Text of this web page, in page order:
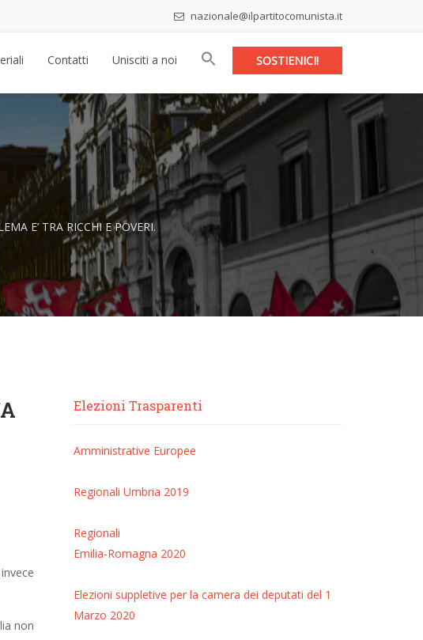
nazionale@ilpartitocomunista.it
SOSTIENICI!
Contatti Unisciti a noi
E’ TRA RICCHI E POVERI.
non
Elezioni Trasparenti
Amministrative Europee
Regionali Umbria 2019
Regionali
Emilia-Romagna 2020
Elezioni suppletive per la camera dei deputati del 1
Marzo 2020